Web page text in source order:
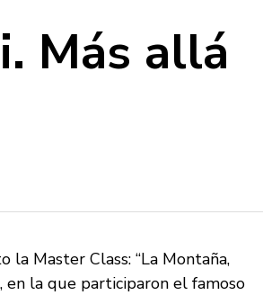
Más allá
Master Class: “La Montaña,
en la que participaron el famoso